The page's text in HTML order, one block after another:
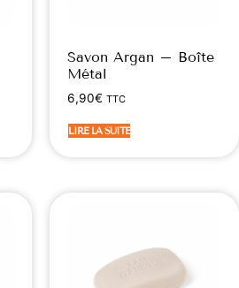
Savon Argan – Boîte
Métal
6,90€ TTC
LIRE LA SUITE